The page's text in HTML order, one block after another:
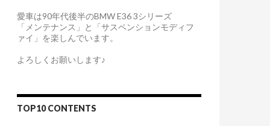
愛車は90年代後半のBMW E36 3シリーズ
「メンテナンス」と「サスペンションモディフ
ァイ」を楽しんでいます。
よろしくお願いします♪
TOP10 CONTENTS